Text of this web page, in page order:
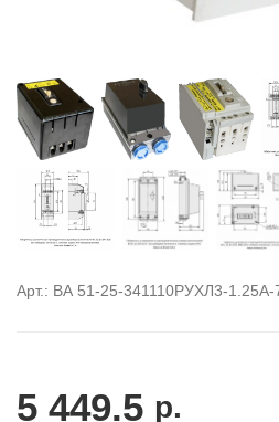
Арт.: ВА 51-25-341110РУХЛ3-1.25А-
5 449.5 р.